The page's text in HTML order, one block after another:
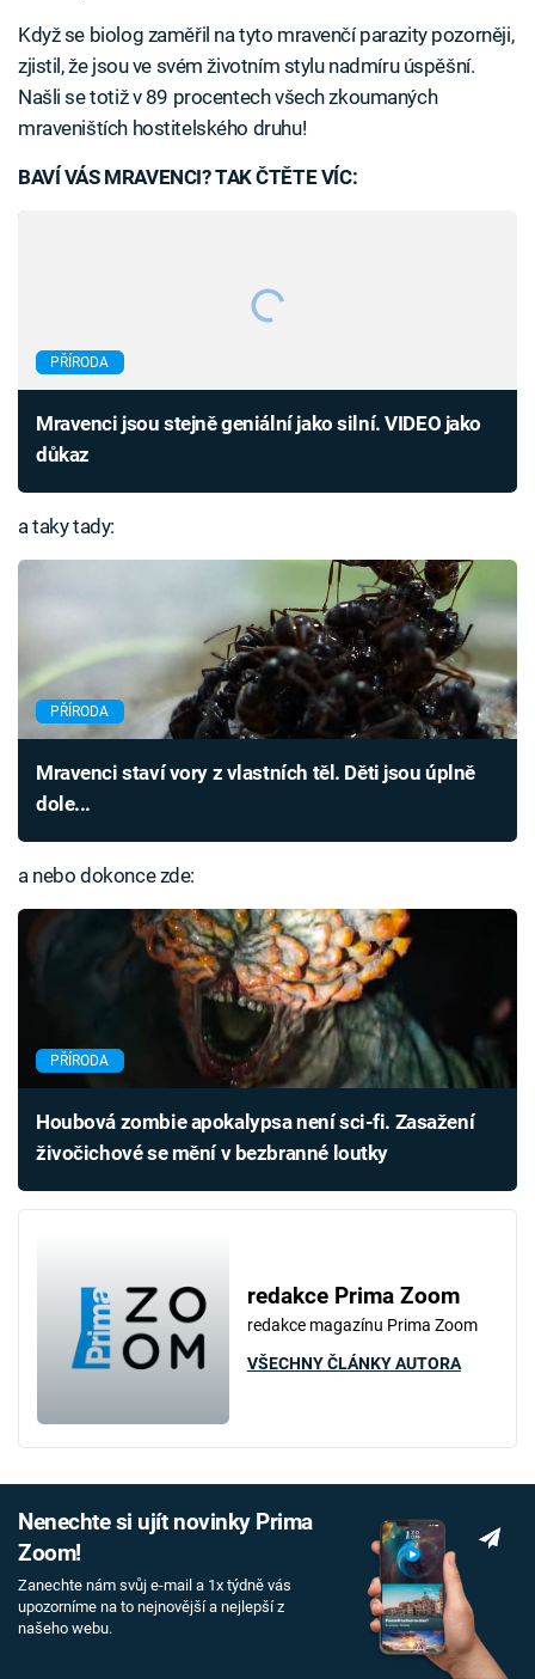
Když se biolog zaměřil na tyto mravenčí parazity pozorněji,
zjistil, že jsou ve svém životním stylu nadmíru úspěšní.
Našli se totiž v 89 procentech všech zkoumaných
mraveništích hostitelského druhu!
BAVÍ VÁS MRAVENCI? TAK ČTĚTE VÍC:
PŘÍRODA
Mravenci jsou stejně geniální jako silní. VIDEO jako
důkaz
a taky tady:
PŘÍRODA
Mravenci staví vory z vlastních těl. Děti jsou úplně
dole...
a nebo dokonce zde:
PŘÍRODA
Houbová zombie apokalypsa není sci-fi. Zasažení
živočichové se mění v bezbranné loutky
redakce Prima Zoom
redakce magazínu Prima Zoom
VŠECHNY ČLÁNKY AUTORA
Nenechte si ujít novinky Prima
Zoom!
Zanechte nám svůj e-mail a 1x týdně vás
upozorníme na to nejnovější a nejlepší z
našeho webu.